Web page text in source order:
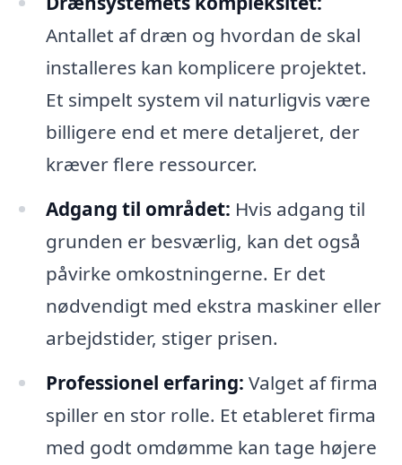
Antallet af dræn og hvordan de skal
installeres kan komplicere projektet.
Et simpelt system vil naturligvis være
billigere end et mere detaljeret, der
kræver flere ressourcer.
Adgang til området: Hvis adgang til
grunden er besværlig, kan det også
påvirke omkostningerne. Er det
nødvendigt med ekstra maskiner eller
arbejdstider, stiger prisen.
Professionel erfaring: Valget af firma
spiller en stor rolle. Et etableret firma
med godt omdømme kan tage højere